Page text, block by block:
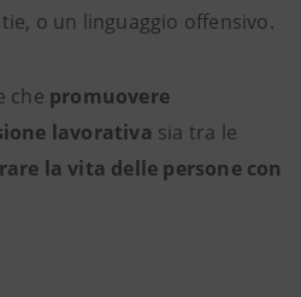
o un linguaggio offensivo.
che promuovere
lavorativa sia tra le
la vita delle persone con